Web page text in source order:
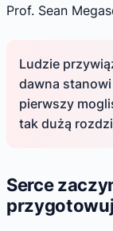
Prof. Sean
Ludzie
dawna
pierwszy
tak dużą
Serce